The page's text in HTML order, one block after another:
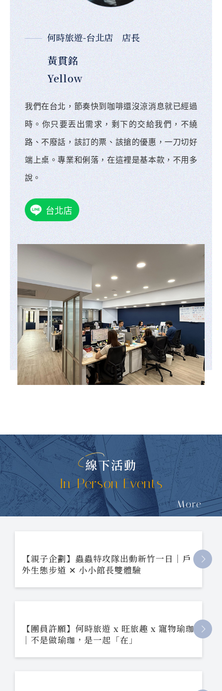
何時旅遊-台北店 店長
黃貫銘
Yellow
我們在台北，節奏快到咖啡還沒涼消息就已經過
時。你只要丟出需求，剩下的交給我們，不繞
路、不廢話，該訂的票、該搶的優惠，一刀切好
端上桌。專業和俐落，在這裡是基本款，不用多
說。
台北店
線下活動
In-Person Events
More
【親子企劃】蟲蟲特攻隊出動新竹一日｜戶
外生態步道 ✕ 小小館長雙體驗
【團員許願】何時旅遊 x 旺旅趣 x 寵物瑜珈
｜不是做瑜珈，是一起「在」